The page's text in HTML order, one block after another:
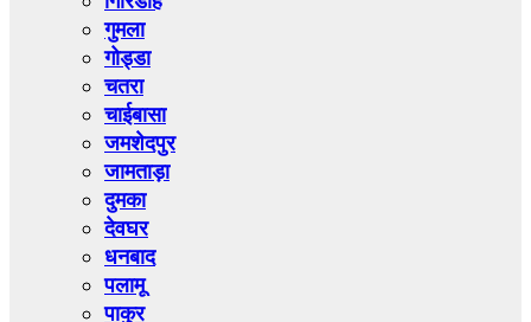
गुमला
गोड्डा
चतरा
चाईबासा
जमशेदपुर
जामताड़ा
दुमका
देवघर
धनबाद
पलामू
पाकुर